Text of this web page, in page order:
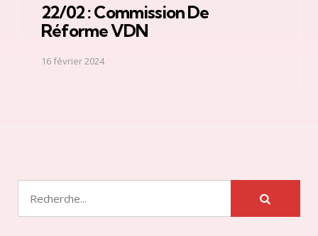
22/02 : Commission De
Réforme VDN
16 février 2024